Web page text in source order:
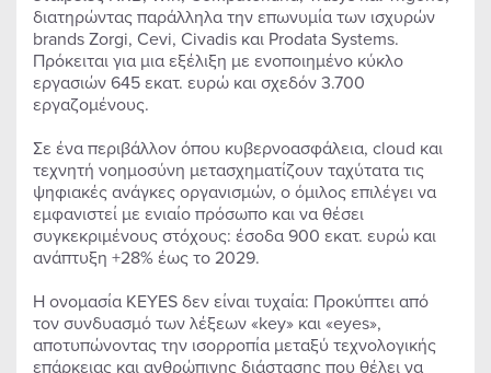
διατηρώντας παράλληλα την επωνυμία των ισχυρών
brands Zorgi, Cevi, Civadis και Prodata Systems.
Πρόκειται για μια εξέλιξη με ενοποιημένο κύκλο
εργασιών 645 εκατ. ευρώ και σχεδόν 3.700
εργαζομένους.
Σε ένα περιβάλλον όπου κυβερνοασφάλεια, cloud και
τεχνητή νοημοσύνη μετασχηματίζουν ταχύτατα τις
ψηφιακές ανάγκες οργανισμών, ο όμιλος επιλέγει να
εμφανιστεί με ενιαίο πρόσωπο και να θέσει
συγκεκριμένους στόχους: έσοδα 900 εκατ. ευρώ και
ανάπτυξη +28% έως το 2029.
Η ονομασία KEYES δεν είναι τυχαία: Προκύπτει από
τον συνδυασμό των λέξεων «key» και «eyes»,
αποτυπώνοντας την ισορροπία μεταξύ τεχνολογικής
επάρκειας και ανθρώπινης διάστασης που θέλει να